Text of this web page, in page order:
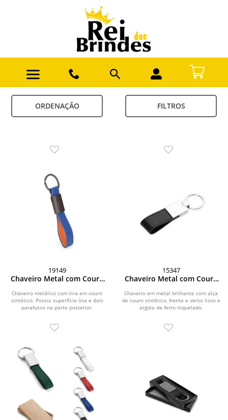
ORDENAÇÃO FILTROS
19149
Chaveiro Metal com Couro
Chaveiro metálico com tira em couro
sintético. Possui superfície lisa e dois
parafusos na parte posterior.
15347
Chaveiro Metal com Couro
Chaveiro em metal brilhante com alça
de couro sintético, frente e verso lisos e
argola de ferro niquelado.